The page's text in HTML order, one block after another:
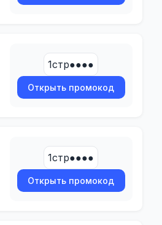
1стр●●●●
Открыть промокод
1стр●●●●
Открыть промокод